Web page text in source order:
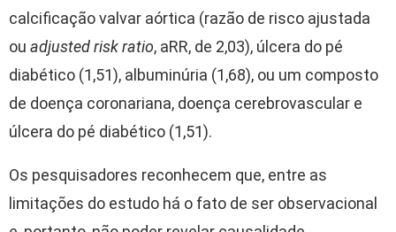
calcificação valvar aórtica (razão de risco ajustada
ou adjusted risk ratio, aRR, de 2,03), úlcera do pé
diabético (1,51), albuminúria (1,68), ou um composto
de doença coronariana, doença cerebrovascular e
úlcera do pé diabético (1,51).
Os pesquisadores reconhecem que, entre as
limitações do estudo há o fato de ser observacional